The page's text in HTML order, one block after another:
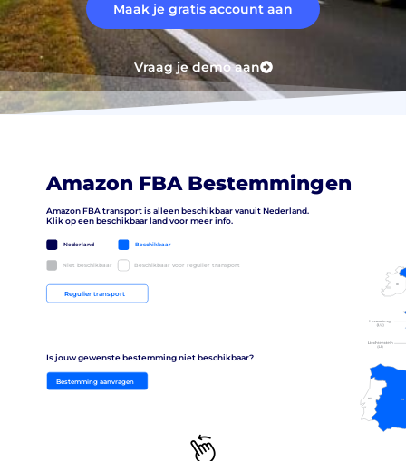
Maak je gratis account aan
Vraag je demo aan
ES
PT
Amazon FBA transport is alleen beschikbaar vanuit Nederland.
Klik op een beschikbaar land voor meer info.
Is jouw gewenste bestemming niet beschikbaar?
Amazon FBA Bestemmingen
Beschikbaar
Nederland
Niet beschikbaar Beschikbaar voor regulier transport
Bestemming aanvragen
Regulier transport